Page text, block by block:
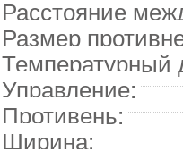
Расстояние
Размер
Температурный
Управление:
Противень:
Ширина: